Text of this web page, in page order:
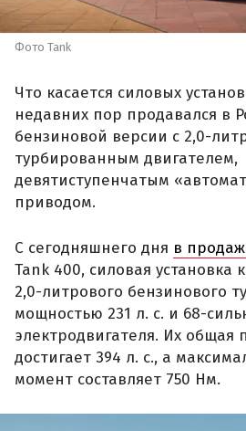
Фото Tank
Что касается силовых
недавних пор продавался в
бензиновой версии с 2,0-
турбированным двигателем,
девятиступенчатым
приводом.
С сегодняшнего дня в
Tank 400, силовая установка
2,0-литрового бензинового
мощностью 231 л. с. и 68-
электродвигателя. Их общая
достигает 394 л. с., а
момент составляет 750 Нм.